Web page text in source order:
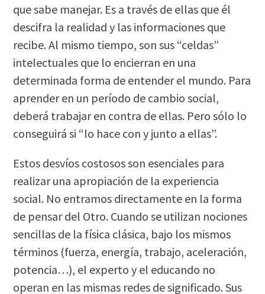
que sabe manejar. Es a través de ellas que él
descifra la realidad y las informaciones que
recibe. Al mismo tiempo, son sus “celdas”
intelectuales que lo encierran en una
determinada forma de entender el mundo. Para
aprender en un período de cambio social,
deberá trabajar en contra de ellas. Pero sólo lo
conseguirá si “lo hace con y junto a ellas”.
Estos desvíos costosos son esenciales para
realizar una apropiación de la experiencia
social. No entramos directamente en la forma
de pensar del Otro. Cuando se utilizan nociones
sencillas de la física clásica, bajo los mismos
términos (fuerza, energía, trabajo, aceleración,
potencia…), el experto y el educando no
operan en las mismas redes de significado. Sus